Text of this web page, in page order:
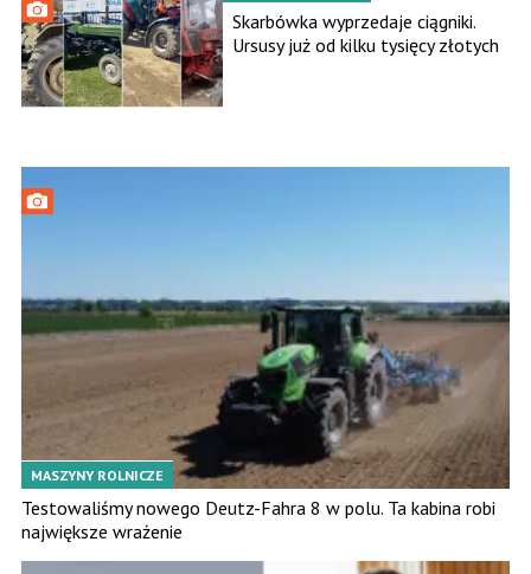
Skarbówka wyprzedaje ciągniki.
Ursusy już od kilku tysięcy złotych
MASZYNY ROLNICZE
Testowaliśmy nowego Deutz-Fahra 8 w polu. Ta kabina robi
największe wrażenie